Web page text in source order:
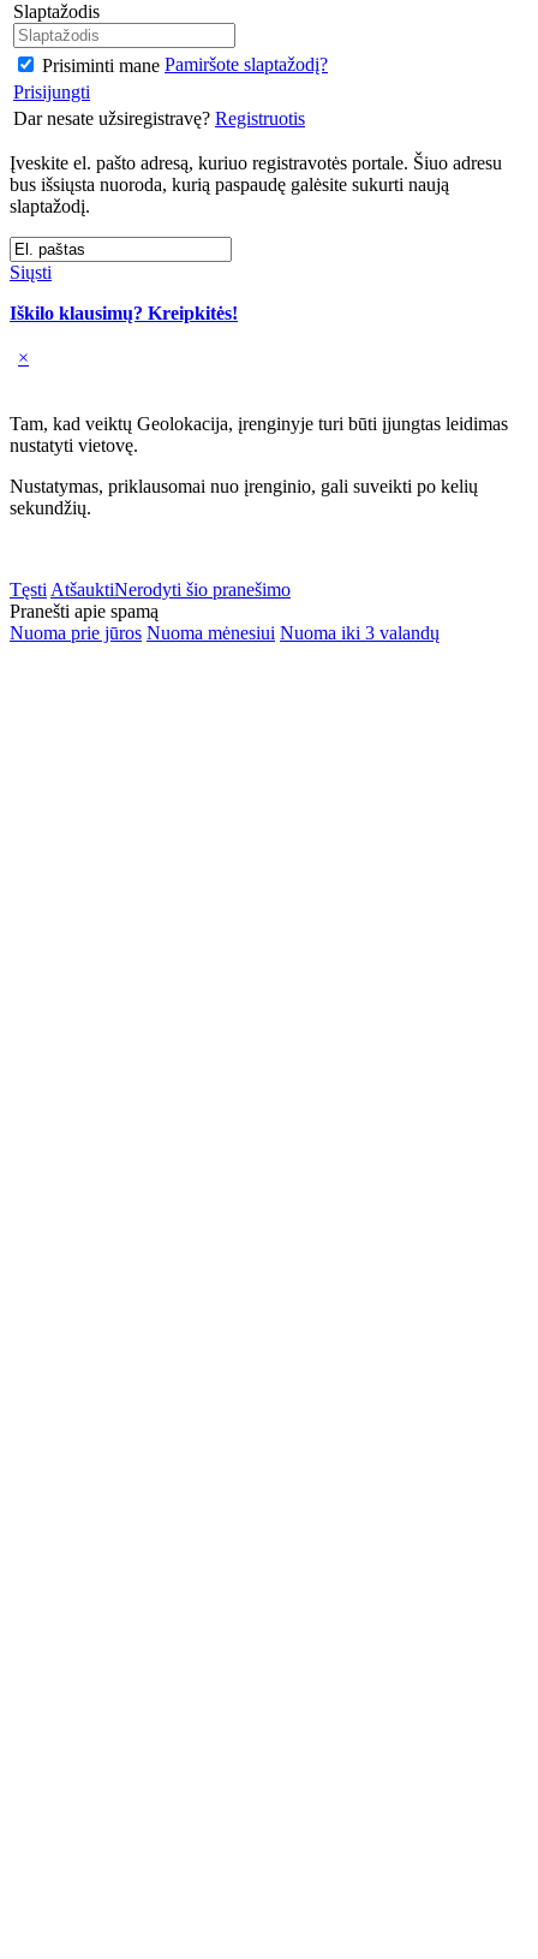
Slaptažodis
Prisiminti mane Pamiršote slaptažodį?
Prisijungti
Dar nesate užsiregistravę? Registruotis
Įveskite el. pašto adresą, kuriuo registravotės portale. Šiuo adresu
bus išsiųsta nuoroda, kurią paspaudę galėsite sukurti naują
slaptažodį.
Siųsti
Iškilo klausimų? Kreipkitės!
×
Tam, kad veiktų Geolokacija, įrenginyje turi būti įjungtas leidimas
nustatyti vietovę.
Nustatymas, priklausomai nuo įrenginio, gali suveikti po kelių
sekundžių.
Tęsti AtšauktiNerodyti šio pranešimo
Pranešti apie spamą
Nuoma prie jūros Nuoma mėnesiui Nuoma iki 3 valandų